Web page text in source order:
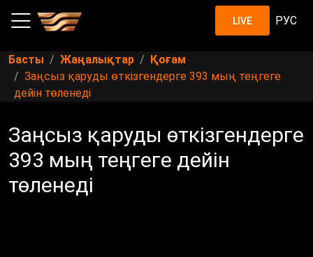
LIVE РУС
Басты Жаңалықтар
Қоғам
Заңсыз қаруды өткізгендерге 393 мың теңгеге
дейін төленеді
Заңсыз қаруды өткізгендерге
393 мың теңгеге дейін
төленеді